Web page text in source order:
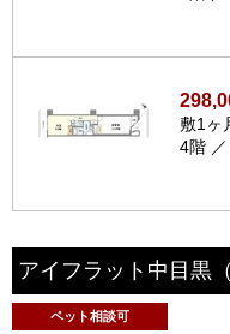
敷1ヶ
4階
アイフラット中目黒
ペット相談可